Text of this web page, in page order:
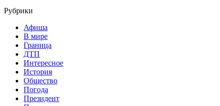
Рубрики
Афиша
В мире
Граница
ДТП
Интересное
История
Общество
Погода
Президент